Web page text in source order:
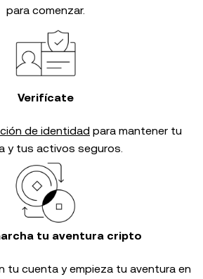
para comenzar.
Verifícate
de identidad para mantener tu
y tus activos seguros.
tu aventura cripto
tu cuenta y empieza tu aventura en